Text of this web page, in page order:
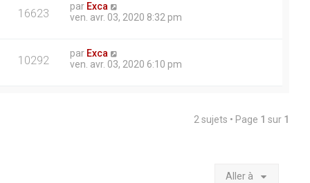
16623 par Exca
ven. avr. 03, 2020 8:32 pm
10292 par Exca
ven. avr. 03, 2020 6:10 pm
2 sujets • Page 1 sur 1
Aller à